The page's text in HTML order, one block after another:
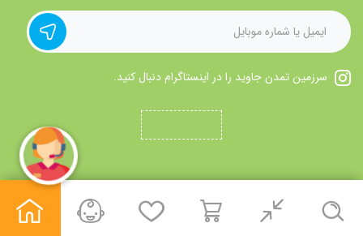
سرزمین تمدن جاوید را در اینستاگرام دنبال کنید.